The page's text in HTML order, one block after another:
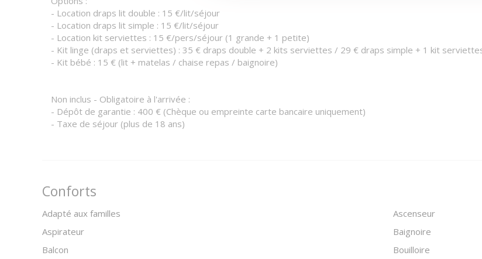
- Location draps lit double : 15 €/lit/séjour
- Location draps lit simple : 15 €/lit/séjour
- Location kit serviettes : 15 €/pers/séjour (1 grande + 1 petite)
- Kit linge (draps et serviettes) : 35 € draps double + 2 kits serviettes / 29 € draps simple + 1 kit
- Kit bébé : 15 € (lit + matelas / chaise repas / baignoire)
Non inclus - Obligatoire à l'arrivée :
- Dépôt de garantie : 400 € (Chèque ou empreinte carte bancaire uniquement)
- Taxe de séjour (plus de 18 ans)
Conforts
Adapté aux familles
Ascenseur
Aspirateur
Baignoire
Balcon
Bouilloire